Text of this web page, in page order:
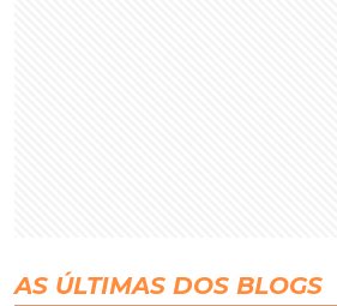
AS ÚLTIMAS DOS BLOGS